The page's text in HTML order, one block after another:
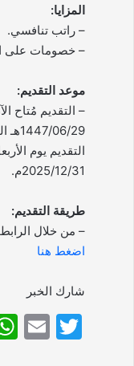
المزايا:
– راتب تنافسي.
– خصومات على
موعد التقديم:
– التقديم مُتاح
2025/12/31م.
طريقة التقديم:
– من خلال الرابط
اضغط هنا
شارك الخبر
T
E